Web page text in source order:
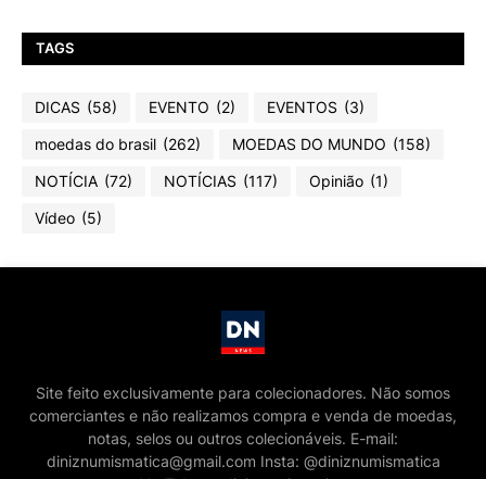
TAGS
DICAS (58) EVENTO (2) EVENTOS (3)
moedas do brasil (262) MOEDAS DO MUNDO (158)
NOTÍCIA (72) NOTÍCIAS (117) Opinião (1)
Vídeo (5)
Site feito exclusivamente para colecionadores. Não somos
comerciantes e não realizamos compra e venda de moedas,
notas, selos ou outros colecionáveis. E-mail:
diniznumismatica@gmail.com Insta: @diniznumismatica